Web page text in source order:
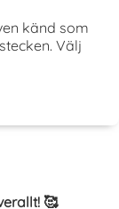
känd som
Välj
🥰